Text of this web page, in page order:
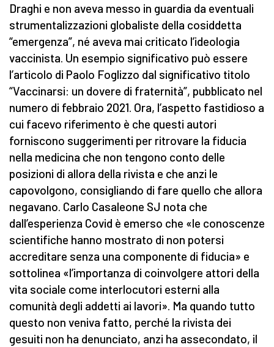
Draghi e non aveva messo in guardia da eventuali
strumentalizzazioni globaliste della cosiddetta
“emergenza”, né aveva mai criticato l’ideologia
vaccinista. Un esempio significativo può essere
l’articolo di Paolo Foglizzo dal significativo titolo
“Vaccinarsi: un dovere di fraternità”, pubblicato nel
numero di febbraio 2021. Ora, l’aspetto fastidioso a
cui facevo riferimento è che questi autori
forniscono suggerimenti per ritrovare la fiducia
nella medicina che non tengono conto delle
posizioni di allora della rivista e che anzi le
capovolgono, consigliando di fare quello che allora
negavano. Carlo Casaleone SJ nota che
dall’esperienza Covid è emerso che «le conoscenze
scientifiche hanno mostrato di non potersi
accreditare senza una componente di fiducia» e
sottolinea «l’importanza di coinvolgere attori della
vita sociale come interlocutori esterni alla
comunità degli addetti ai lavori». Ma quando tutto
questo non veniva fatto, perché la rivista dei
gesuiti non ha denunciato, anzi ha assecondato, il